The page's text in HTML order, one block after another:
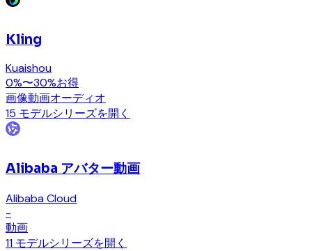
Kling
Kuaishou
0%〜30%お得
画像動画オーディオ
15 モデルシリーズを開く
Alibaba アバター動画
Alibaba Cloud
-
動画
11 モデルシリーズを開く